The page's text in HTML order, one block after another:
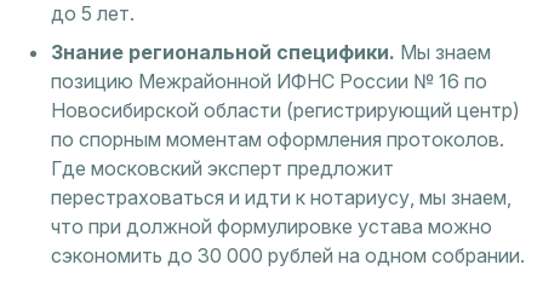
до 5 лет.
Знание региональной специфики. Мы знаем
позицию Межрайонной ИФНС России № 16 по
Новосибирской области (регистрирующий центр)
по спорным моментам оформления протоколов.
Где московский эксперт предложит
перестраховаться и идти к нотариусу, мы знаем,
что при должной формулировке устава можно
сэкономить до 30 000 рублей на одном собрании.